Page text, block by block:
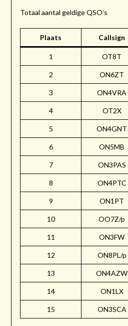
Totaal aantal geldige QSO’s
Plaats Callsign
1 OT8T
2 ON6ZT
3 ON4VRA
4 OT2X
5 ON4GNT
6 ON5MB
7 ON3PAS
8 ON4PTC
9 ON1PT
10 OO7Z/p
11 ON3FW
12 ON8PL/p
13 ON4AZW
14 ON1LX
15 ON3SCA